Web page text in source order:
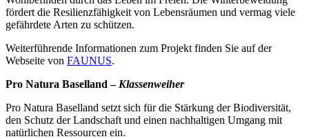
fördert die Resilienzfähigkeit von Lebensräumen und vermag viele
gefährdete Arten zu schützen.
Weiterführende Informationen zum Projekt finden Sie auf der
Webseite von FAUNUS.
Pro Natura Baselland – Klassenweiher
Pro Natura Baselland setzt sich für die Stärkung der Biodiversität,
den Schutz der Landschaft und einen nachhaltigen Umgang mit
natürlichen Ressourcen ein.